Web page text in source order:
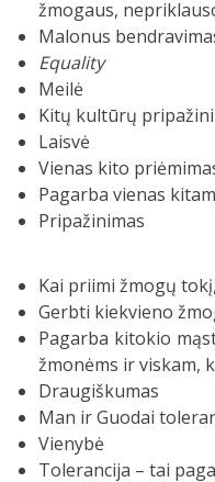
žmogaus,
Malonus
Equality
Meilė
Kitų kultūrų
Laisvė
Vienas kito
Pagarba vienas
Pripažinimas
Kai priimi žmogų
Gerbti kiekvieno
Pagarba kitokio
žmonėms ir viskam,
Draugiškumas
Man ir Guodai
Vienybė
Tolerancija – tai